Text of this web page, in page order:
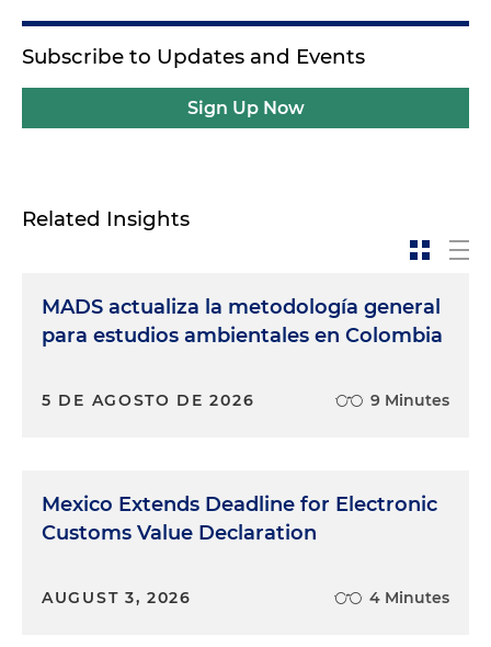
Subscribe to Updates and Events
Sign Up Now
Related Insights
MADS actualiza la metodología general
para estudios ambientales en Colombia
5 DE AGOSTO DE 2026 9 Minutes
Mexico Extends Deadline for Electronic
Customs Value Declaration
AUGUST 3, 2026 4 Minutes